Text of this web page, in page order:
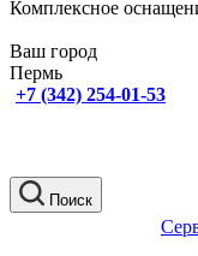
Комплексное
Ваш город
Пермь
+7 (342) 254-01-53
Поиск